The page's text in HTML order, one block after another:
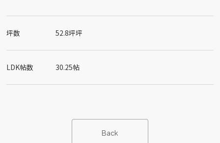
坪数 52.8坪坪
LDK帖数 30.25帖
Back